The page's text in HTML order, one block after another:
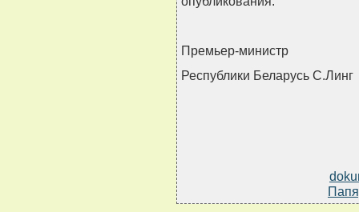
Премьер-министр
Республики Беларусь С.Линг